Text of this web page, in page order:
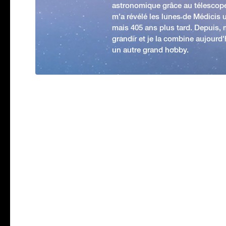
astronomique grâce au
m'a révélé les lunes de Médicis
mais 405 ans plus tard. Depuis,
grandir et je la combine
un autre grand hobby.